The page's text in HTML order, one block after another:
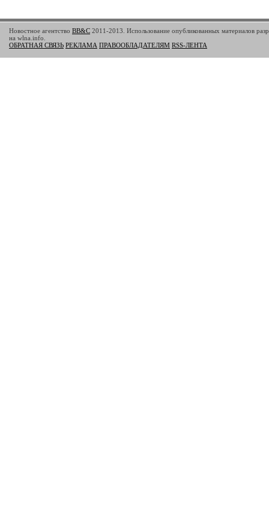
Новостное агентство BB&C 2011-2013. Использование опубликованных материалов
на wlna.info.
ОБРАТНАЯ СВЯЗЬ РЕКЛАМА ПРАВООБЛАДАТЕЛЯМ RSS-ЛЕНТА